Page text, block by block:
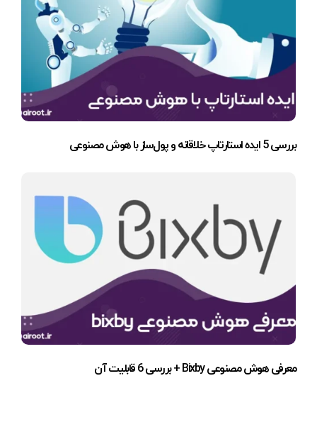
بررسی 5 ایده استارتاپ خلاقانه و پول‌ساز با هوش مصنوعی
معرفی هوش مصنوعی Bixby + بررسی 6 قابلیت آن